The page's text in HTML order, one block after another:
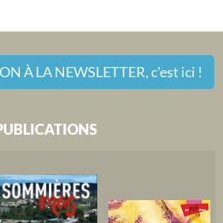
À LA NEWSLETTER,c'est ici !